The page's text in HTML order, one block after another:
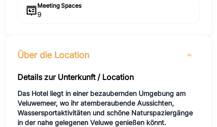
Meeting Spaces
9
Über die Location
Details zur Unterkunft / Location
Das Hotel liegt in einer bezaubernden Umgebung am
Veluwemeer, wo ihr atemberaubende Aussichten,
Wassersportaktivitäten und schöne Naturspaziergänge
in der nahe gelegenen Veluwe genießen könnt.